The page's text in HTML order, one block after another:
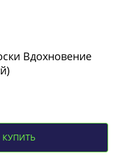
Вдохновение
КУПИТЬ